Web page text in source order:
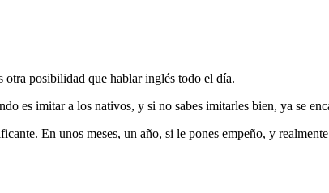
otra posibilidad que hablar inglés todo el día.
es imitar a los nativos, y si no sabes imitarles bien, ya se
En unos meses, un año, si le pones empeño, y